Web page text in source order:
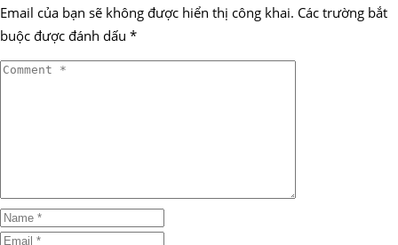
Email của bạn sẽ không được hiển thị công khai. Các trường bắt
buộc được đánh dấu *